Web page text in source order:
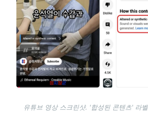
유튜브 영상 스크린샷. '합성된 콘텐츠' 라